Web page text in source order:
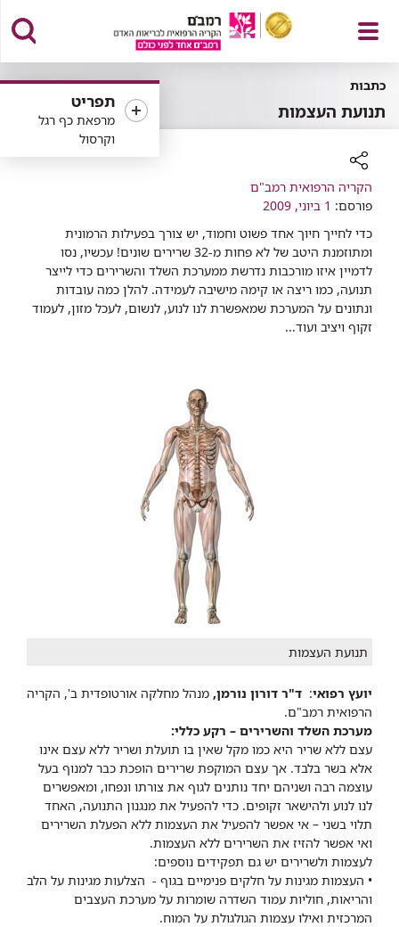
פתח
תפריט
תפריט
מרפאת כף רגל
וקרסול
כתבות
תנועת העצמות
רכיב
שיתוף
הקריה הרפואית רמב"ם
פורסם: 1 ביוני, 2009
כדי לחייך חיוך אחד פשוט וחמוד, יש צורך בפעילות הרמונית
ומתוזמנת היטב של לא פחות מ-32 שרירים שונים! עכשיו, נסו
לדמיין איזו מורכבות נדרשת ממערכת השלד והשרירים כדי לייצר
תנועה, כמו ריצה או קימה מישיבה לעמידה. להלן כמה עובדות
ונתונים על המערכת שמאפשרת לנו לנוע, לנשום, לעכל מזון, לעמוד
זקוף ויציב ועוד... ​
תנועת העצמות
יועץ רפואי: ד"ר דורון נורמן, מנהל מחלקה אורטופדית ב', הקריה
הרפואית רמב"ם.
מערכת השלד והשרירים – רקע כללי:
עצם ללא שריר היא כמו מקל שאין בו תועלת ושריר ללא עצם אינו
אלא בשר בלבד. אך עצם המוקפת שרירים הופכת כבר למנוף בעל
עוצמה רבה ושניהם יחד נותנים לגוף את צורתו ונפחו, ומאפשרים
לנו לנוע ולהישאר זקופים. כדי להפעיל את מנגנון התנועה, האחד
תלוי בשני – אי אפשר להפעיל את העצמות ללא הפעלת השרירים
ואי אפשר להזיז את השרירים ללא העצמות.
לעצמות ולשרירים יש גם תפקידים נוספים:
• העצמות מגינות על חלקים פנימיים בגוף - הצלעות מגינות על הלב
והריאות, חוליות עמוד השדרה שומרות על מערכת העצבים
המרכזית ואילו עצמות הגולגולת על המוח.